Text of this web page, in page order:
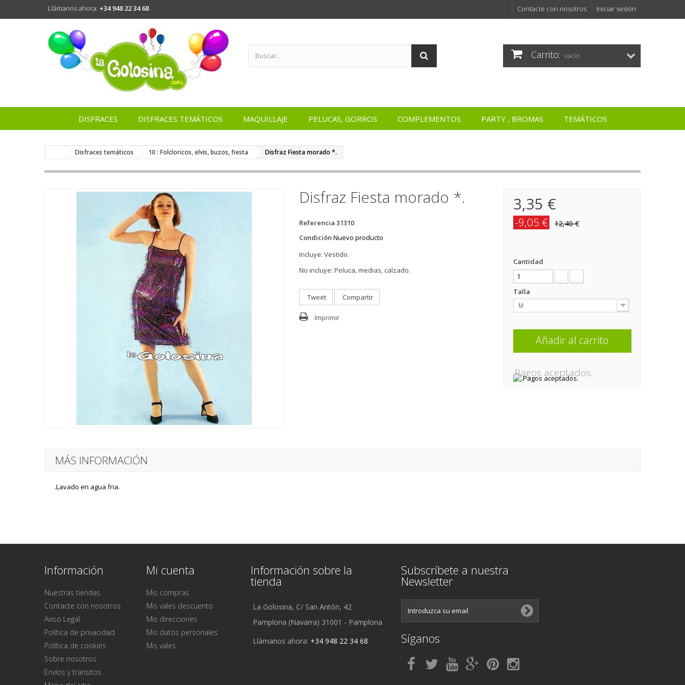
Iniciar sesión
Contacte con nosotros
Llámanos ahora: +34 948 22 34 68
Carrito: vacío
DISFRACES DISFRACES TEMÁTICOS MAQUILLAJE PELUCAS, GORROS COMPLEMENTOS PARTY , BROMAS TEMÁTICOS
Disfraces temáticos 10 : Folcloricos, elvis, buzos, fiesta Disfraz Fiesta morado *.
Disfraz Fiesta morado *.
Referencia 31310
Condición Nuevo producto
Incluye: Vestido.
No incluye: Peluca, medias, calzado.
Tweet Compartir
Imprimir
3,35 €
-9,05 € 12,40 €
Cantidad
Talla
M
Añadir al carrito
.Pagos aceptados.
MÁS INFORMACIÓN
.Lavado en agua fria.
Información
Nuestras tiendas
Contacte con nosotros
Aviso Legal
Política de privacidad
Política de cookies
Sobre nosotros
Envíos y tránsitos
Mi cuenta
Mis compras
Mis vales descuento
Mis direcciones
Mis datos personales
Mis vales
Información sobre la
tienda
La Golosina, C/ San Antón, 42
Pamplona (Navarra) 31001 - Pamplona
Llámanos ahora: +34 948 22 34 68
Subscríbete a nuestra
Newsletter
Síganos